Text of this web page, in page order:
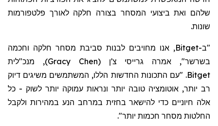
שלהם ואת ביצועי המסחר בצורה חלקה לאורך פלטפורמות
שונות.
"ב-Bitget, אנו מחויבים לבנות סביבת מסחר חלקה וחכמה
בשרשר", אמרה גרייסי צ'ן (
Gracy Chen
), מנכ"לית
Bitget. "עם התכונות החדשות הללו, המשתמשים משיגים דיוק
רב יותר, אוטומציה טובה יותר ונראות עמוקה יותר לשוק - כל
אלה חיוניים כדי להישאר בחזית במרחב הנע במהירות ולקבל
החלטות מסחר חכמות יותר".